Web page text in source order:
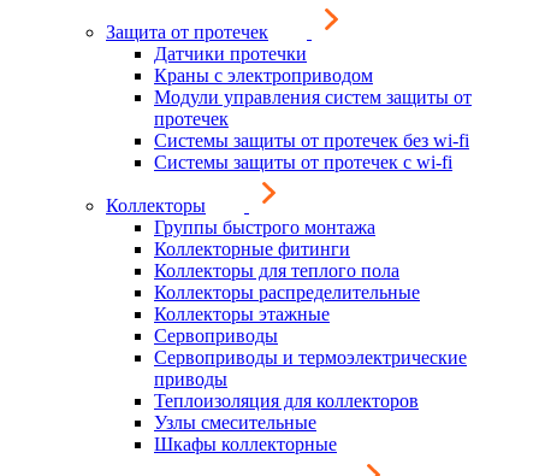
Защита от протечек
Датчики протечки
Краны с электроприводом
Модули управления систем защиты от
протечек
Системы защиты от протечек без wi-fi
Системы защиты от протечек с wi-fi
Коллекторы
Группы быстрого монтажа
Коллекторные фитинги
Коллекторы для теплого пола
Коллекторы распределительные
Коллекторы этажные
Сервоприводы
Сервоприводы и термоэлектрические
приводы
Теплоизоляция для коллекторов
Узлы смесительные
Шкафы коллекторные